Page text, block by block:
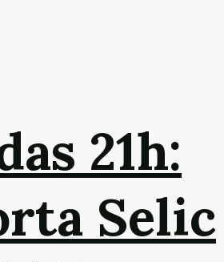
21h:
Selic